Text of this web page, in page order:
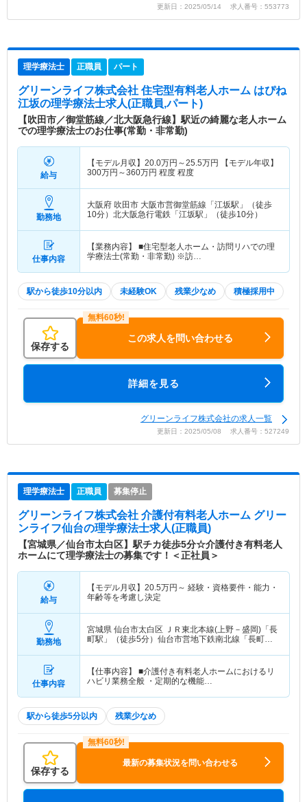
更新日：2025/05/14 求人番号：553773
理学療法士 正職員 パート
グリーンライフ株式会社 住宅型有料老人ホーム はぴね
江坂の理学療法士求人(正職員,パート)
【吹田市／御堂筋線／北大阪急行線】駅近の綺麗な老人ホーム
での理学療法士のお仕事(常勤・非常勤)
給与
【モデル月収】 20.0万円～25.5万円
【モデル年収】
300万円～360万円 程度 程度
勤務地
大阪府 吹田市 大阪市営御堂筋線「江坂駅」（徒歩
10分）北大阪急行電鉄「江坂駅」（徒歩10分）
仕事内容
【業務内容】 ■住宅型老人ホーム・訪問リハでの理
学療法士(常勤・非常勤) ※訪…
駅から徒歩10分以内 未経験OK 残業少なめ 積極採用中
保存する
この求人を問い合わせる
詳細を見る
グリーンライフ株式会社の求人一覧
更新日：2025/05/08 求人番号：527249
理学療法士 正職員 募集停止
グリーンライフ株式会社 介護付有料老人ホーム グリー
ンライフ仙台の理学療法士求人(正職員)
【宮城県／仙台市太白区】駅チカ徒歩5分☆介護付き有料老人
ホームにて理学療法士の募集です！＜正社員＞
給与
【モデル月収】 20.5万円～ 経験・資格要件・能力・
年齢等を考慮し決定
勤務地
宮城県 仙台市太白区 ＪＲ東北本線(上野－盛岡)「長
町駅」（徒歩5分）仙台市営地下鉄南北線「長町
仕事内容
【仕事内容】 ■介護付き有料老人ホームにおけるリ
ハビリ業務全般 ・定期的な機能…
駅から徒歩5分以内 残業少なめ
保存する
最新の募集状況を問い合わせる